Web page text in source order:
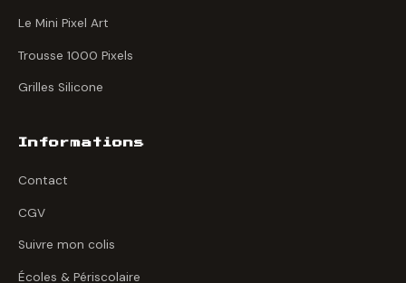
Le Mini Pixel Art
Trousse 1000 Pixels
Grilles Silicone
Informations
Contact
CGV
Suivre mon colis
Écoles & Périscolaire